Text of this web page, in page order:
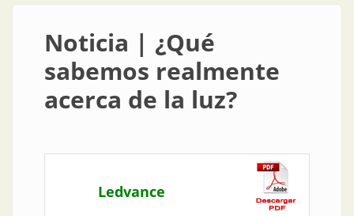
Noticia | ¿Qué
sabemos realmente
acerca de la luz?
Ledvance